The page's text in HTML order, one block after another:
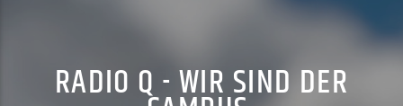
RADIO Q - WIR SIND DER